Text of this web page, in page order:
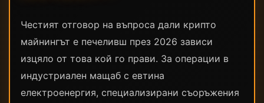
Честият отговор на въпроса дали крипто
майнингът е печеливш през 2026 зависи
изцяло от това кой го прави. За операции в
индустриален мащаб с евтина
електроенергия, специализирани съоръжения